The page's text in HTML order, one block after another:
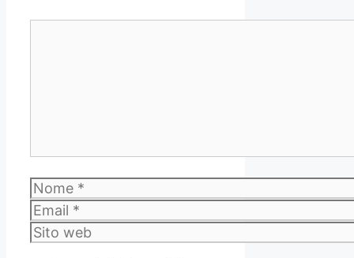
Nome
Email
Sito